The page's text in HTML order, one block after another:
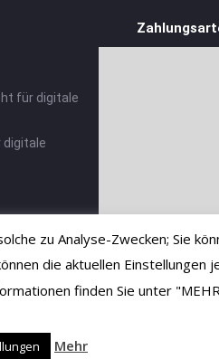
für digitale
digitale
zu Analyse-Zwecken; Sie
die aktuellen Einstellungen
finden Sie unter
Mehr